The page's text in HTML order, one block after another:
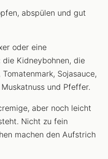
abspülen und gut
oder eine
die Kidneybohnen, die
Sojasauce,
und Pfeffer.
aber noch leicht
Nicht zu fein
machen den Aufstrich